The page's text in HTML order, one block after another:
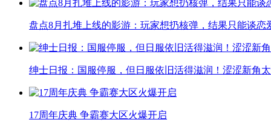
盘点8月扎堆上线的影游：玩家想扔核弹，结果只能谈恋
绅士日报：国服停服，但日服依旧活得滋润！涩涩新角太
17周年庆典 争霸赛大区火爆开启